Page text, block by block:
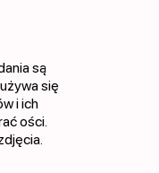
są
się
i ich
ości.